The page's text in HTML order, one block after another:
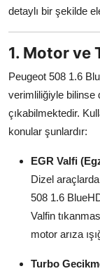
Multimedya &
detaylı bir şekilde
1. Motor ve
Peugeot 508 1.6
verimliliğiyle bilinse
çıkabilmektedir.
konular şunlardır:
EGR Valfi
Dizel araçlarda
508 1.6
Valfin
motor arıza
Turbo